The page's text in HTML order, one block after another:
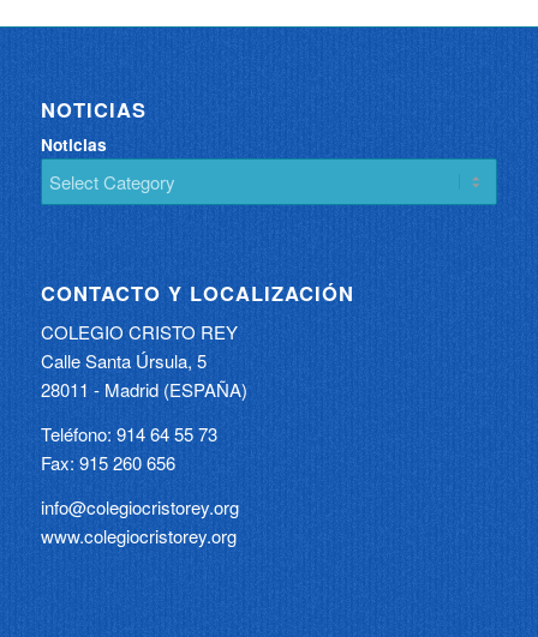
NOTICIAS
Noticias
CONTACTO Y LOCALIZACIÓN
COLEGIO CRISTO REY
Calle Santa Úrsula, 5
28011 - Madrid (ESPAÑA)
Teléfono: 914 64 55 73
Fax: 915 260 656
info@colegiocristorey.org
www.colegiocristorey.org